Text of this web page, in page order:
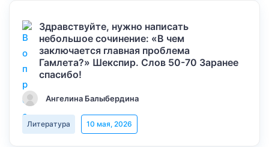
Здравствуйте, нужно написать
небольшое сочинение: «В чем
заключается главная проблема
Гамлета?» Шекспир. Слов 50-70 Заранее
спасибо!
Ангелина Балыбердина
Литература 10 мая, 2026